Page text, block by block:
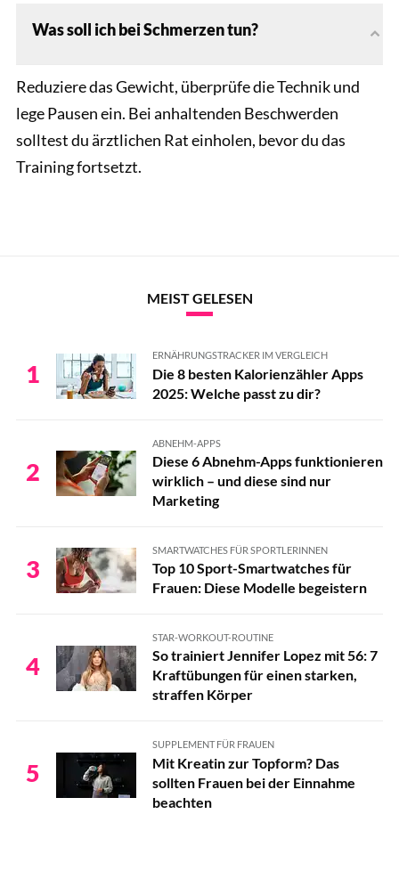
Was soll ich bei Schmerzen tun?
Reduziere das Gewicht, überprüfe die Technik und
lege Pausen ein. Bei anhaltenden Beschwerden
solltest du ärztlichen Rat einholen, bevor du das
Training fortsetzt.
MEIST GELESEN
1
ERNÄHRUNGSTRACKER IM VERGLEICH
Die 8 besten Kalorienzähler Apps
2025: Welche passt zu dir?
2
ABNEHM-APPS
Diese 6 Abnehm-Apps funktionieren
wirklich – und diese sind nur
Marketing
3
SMARTWATCHES FÜR SPORTLERINNEN
Top 10 Sport-Smartwatches für
Frauen: Diese Modelle begeistern
4
STAR-WORKOUT-ROUTINE
So trainiert Jennifer Lopez mit 56: 7
Kraftübungen für einen starken,
straffen Körper
5
SUPPLEMENT FÜR FRAUEN
Mit Kreatin zur Topform? Das
sollten Frauen bei der Einnahme
beachten